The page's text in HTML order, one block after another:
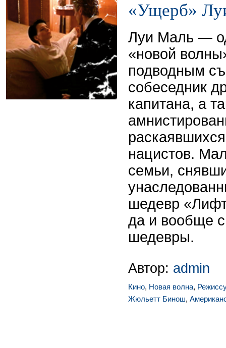
«Ущерб»
Луи Маль —
«новой
подводным
собеседник
капитана, а
нацистов.
семьи,
шедевр
да и вообще
шедевры.
Автор: admin
Кино, Новая волна,
Жюльетт Бинош,